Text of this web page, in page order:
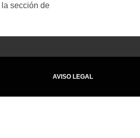
sección de
AVISO LEGAL